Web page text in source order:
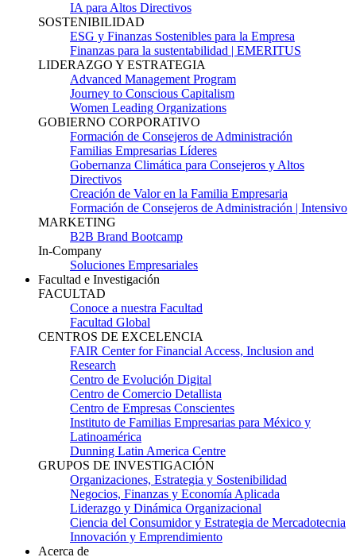
IA para Altos Directivos
SOSTENIBILIDAD
ESG y Finanzas Sostenibles para la Empresa
Finanzas para la sustentabilidad | EMERITUS
LIDERAZGO Y ESTRATEGIA
Advanced Management Program
Journey to Conscious Capitalism
Women Leading Organizations
GOBIERNO CORPORATIVO
Formación de Consejeros de Administración
Familias Empresarias Líderes
Gobernanza Climática para Consejeros y Altos
Directivos
Creación de Valor en la Familia Empresaria
Formación de Consejeros de Administración | Intensivo
MARKETING
B2B Brand Bootcamp
In-Company
Soluciones Empresariales
Facultad e Investigación
FACULTAD
Conoce a nuestra Facultad
Facultad Global
CENTROS DE EXCELENCIA
FAIR Center for Financial Access, Inclusion and
Research
Centro de Evolución Digital
Centro de Comercio Detallista
Centro de Empresas Conscientes
Instituto de Familias Empresarias para México y
Latinoamérica
Dunning Latin America Centre
GRUPOS DE INVESTIGACIÓN
Organizaciones, Estrategia y Sostenibilidad
Negocios, Finanzas y Economía Aplicada
Liderazgo y Dinámica Organizacional
Ciencia del Consumidor y Estrategia de Mercadotecnia
Innovación y Emprendimiento
Acerca de